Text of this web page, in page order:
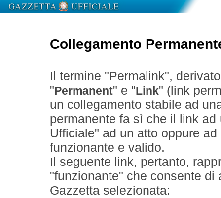
Collegamento
Il termine "Permalink",
" Permanent" e " Link" (link
un collegamento stabile ad
permanente fa sì che il link
Ufficiale" ad un atto oppure
funzionante e valido.
Il seguente link, pertanto,
"funzionante" che consente
Gazzetta selezionata: